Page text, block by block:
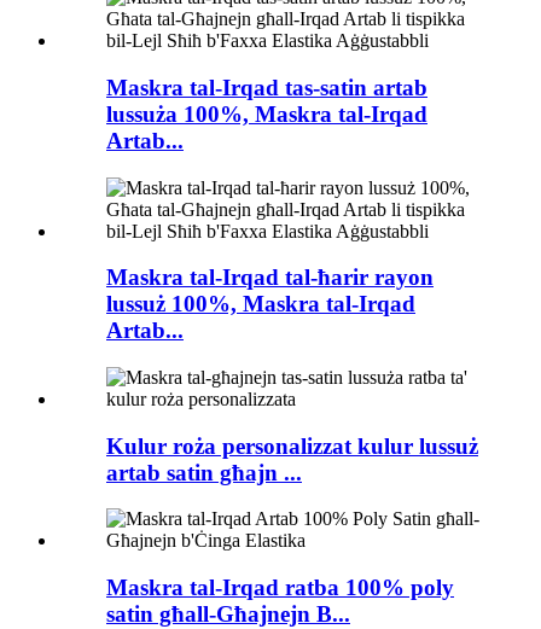
Maskra tal-Irqad tas-satin artab
lussuża 100%, Maskra tal-Irqad
Artab...
Maskra tal-Irqad tal-ħarir rayon
lussuż 100%, Maskra tal-Irqad
Artab...
Kulur roża personalizzat kulur lussuż
artab satin għajn ...
Maskra tal-Irqad ratba 100% poly
satin għall-Għajnejn B...